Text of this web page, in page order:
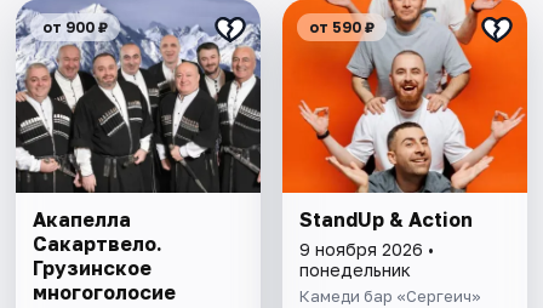
от 900 ₽
Акапелла
Сакартвело.
Грузинское
многоголосие
от 590 ₽
StandUp & Action
9 ноября 2026 •
понедельник
Камеди бар «Сергеич»